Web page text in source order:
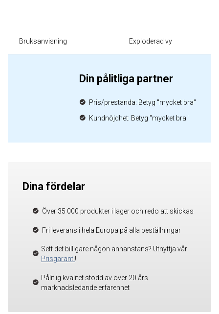
Bruksanvisning Exploderad vy
Din pålitliga partner
Pris/prestanda: Betyg "mycket bra"
Kundnöjdhet: Betyg "mycket bra"
Dina fördelar
Över 35 000 produkter i lager och redo att skickas
Fri leverans i hela Europa på alla beställningar
Sett det billigare någon annanstans? Utnyttja vår
Prisgaranti!
Pålitlig kvalitet stödd av över 20 års
marknadsledande erfarenhet